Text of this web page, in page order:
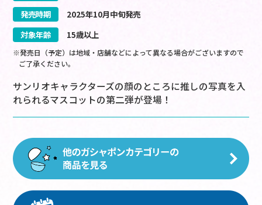
発売時期
2025年10月中旬発売
対象年齢
15歳以上
※発売日（予定）は地域・店舗などによって異なる場合がございますので
ご了承ください。
サンリオキャラクターズの顔のところに推しの写真を入
れられるマスコットの第二弾が登場！